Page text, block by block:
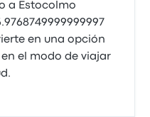
a Estocolmo
en una opción
el modo de viajar